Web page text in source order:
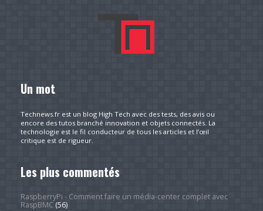
Un mot
Technews.fr est un blog High Tech avec des tests, des avis ou
encore des tutos branché innovation et objets connectés. La
technologie est le fil conducteur de tous les articles et l’œil
critique est de rigueur.
Les plus commentés
RaspberryPi - Comment faire un média-center complet avec
RaspBMC(56)